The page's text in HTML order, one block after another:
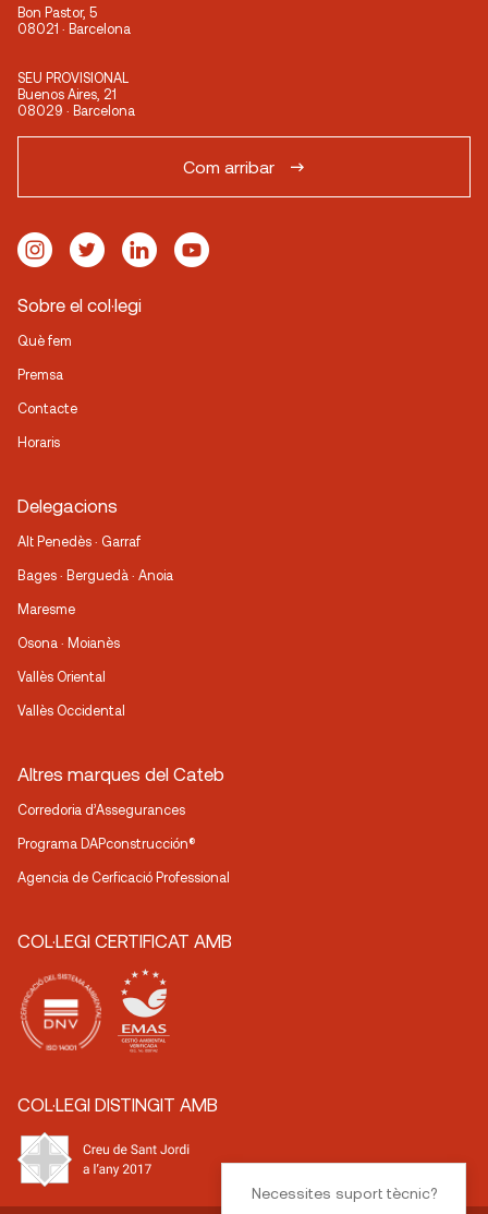
Bon Pastor, 5
08021 · Barcelona
SEU PROVISIONAL
Buenos Aires, 21
08029 · Barcelona
Com arribar
Sobre el col·legi
Què fem
Premsa
Contacte
Horaris
Delegacions
Alt Penedès · Garraf
Bages · Berguedà · Anoia
Maresme
Osona · Moianès
Vallès Oriental
Vallès Occidental
Altres marques del Cateb
Corredoria d’Assegurances
Programa DAPconstrucción®
Agencia de Cerficació Professional
COL·LEGI CERTIFICAT AMB
COL·LEGI DISTINGIT AMB
Necessites suport tècnic?